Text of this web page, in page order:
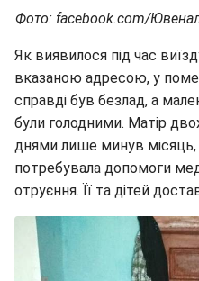
Фото: facebook.com/
Як виявилося під час
вказаною адресою, у
справді був безлад, а
були голодними. Матір
днями лише минув місяць,
потребувала допомоги
отруєння. Її та дітей